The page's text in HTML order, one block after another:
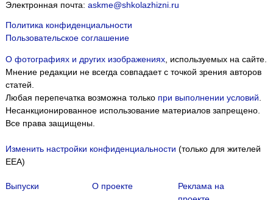
Электронная почта: askme@shkolazhizni.ru
Политика конфиденциальности
Пользовательское соглашение
О фотографиях и других изображениях, используемых на сайте.
Мнение редакции не всегда совпадает с точкой зрения авторов
статей.
Любая перепечатка возможна только при выполнении условий.
Несанкционированное использование материалов запрещено.
Все права защищены.
Изменить настройки конфиденциальности (только для жителей
EEA)
Выпуски О проекте
Реклама на